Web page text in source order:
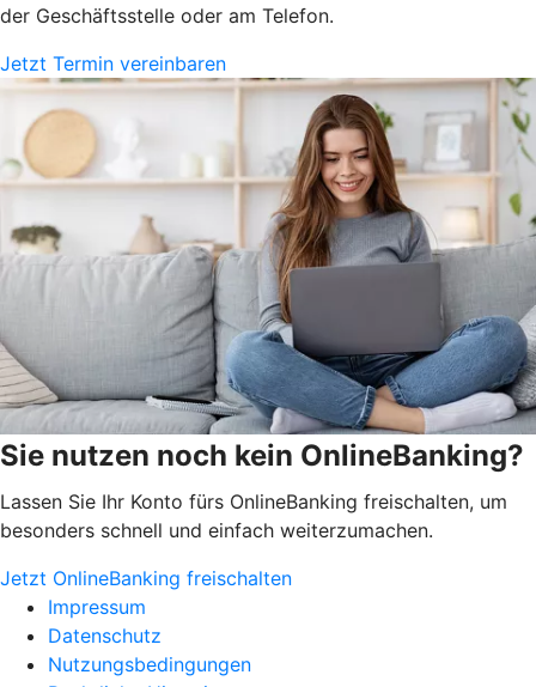
der Geschäftsstelle oder am Telefon.
Jetzt Termin vereinbaren
Sie nutzen noch kein OnlineBanking?
Lassen Sie Ihr Konto fürs OnlineBanking freischalten, um
besonders schnell und einfach weiterzumachen.
Jetzt OnlineBanking freischalten
Impressum
Datenschutz
Nutzungsbedingungen